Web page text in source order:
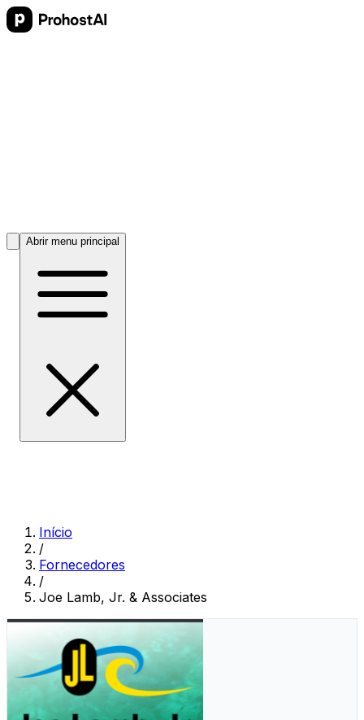
Abrir menu principal
Início
/
Fornecedores
/
Joe Lamb, Jr. & Associates